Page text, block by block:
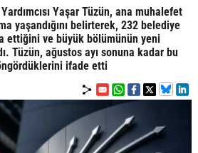
Yaşar Tüzün, ana muhalefet
yaşandığını belirterek, 232 belediye
ettiğini ve büyük bölümünün yeni
Tüzün, ağustos ayı sonuna kadar bu
ifade etti